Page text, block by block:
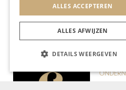
Gerelateerd
KUNST
ALLES ACCEPTEREN
ALLES AFWIJZEN
DETAILS WEERGEVEN